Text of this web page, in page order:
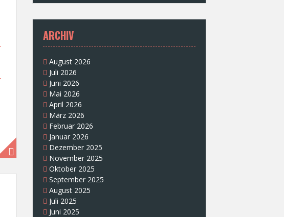
ARCHIV
August 2026
Juli 2026
Juni 2026
Mai 2026
April 2026
März 2026
Februar 2026
Januar 2026
Dezember 2025
November 2025
Oktober 2025
September 2025
August 2025
Juli 2025
Juni 2025